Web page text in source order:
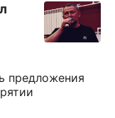
предложения